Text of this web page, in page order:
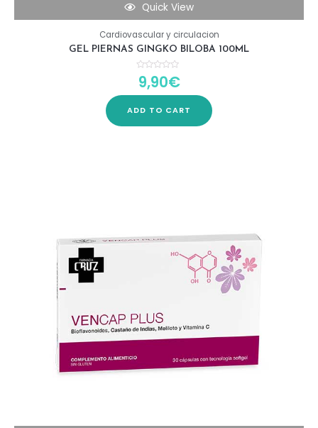
Quick View
Cardiovascular y circulacion
GEL PIERNAS GINGKO BILOBA 100ML
Rated
0
out
5
9,90€
ADD TO CART